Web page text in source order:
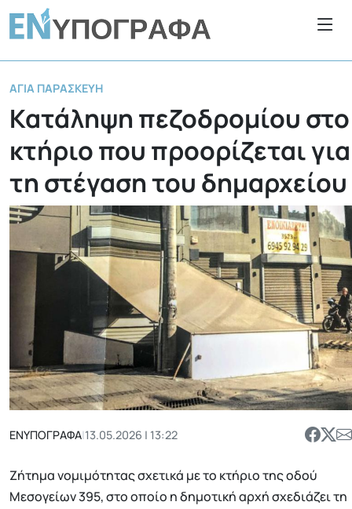
ΑΓΊΑ ΠΑΡΑΣΚΕΥΉ
Κατάληψη πεζοδρομίου στο
κτήριο που προορίζεται για
τη στέγαση του δημαρχείου
ΕΝΥΠΟΓΡΑΦΑ|13.05.2026 | 13:22
Ζήτημα νομιμότητας σχετικά με το κτήριο της οδού
Μεσογείων 395, στο οποίο η δημοτική αρχή σχεδιάζει τη